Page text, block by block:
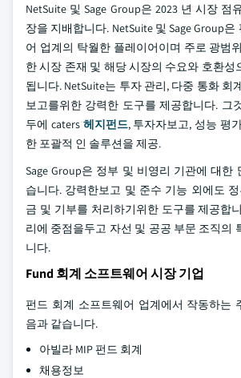
NetSuite 및 Sage Group은 2023 년 시장 점
장을 지배합니다. NetSuite 및 Sage Group
어 업계의 탁월한 플레이어이며 주로 광범
한 시장 존재 및 해당 시장의 수요와 호환성
됩니다. NetSuite는 투자 관리, 다중 통화 회
보고를위한 강력한 도구를 제공합니다. 그
두에 caters 헤지펀드, 투자자보고, 성능 평
한 포괄적 인 솔루션을 제공.
Sage Group은 정부 및 비영리 기관에 대한
습니다. 강력한보고 및 준수 기능 외에도
금 및 기부를 처리하기위한 도구를 제공합
리에 중점을두고 자선 및 공공 부문 조직의
니다.
Fund 회계 소프트웨어 시장 기업
펀드 회계 소프트웨어 업계에서 작동하는
음과 같습니다.
아빌라 MIP 펀드 회계
채용정보